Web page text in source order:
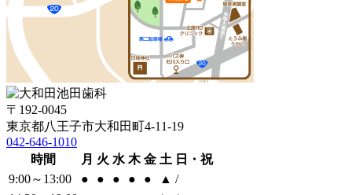
〒192-0045
東京都八王子市大和田町4-11-19
042-646-1010
時間
月 火 水 木 金 土 日・祝
9:00～13:00
● ● ● ● ● ▲ /